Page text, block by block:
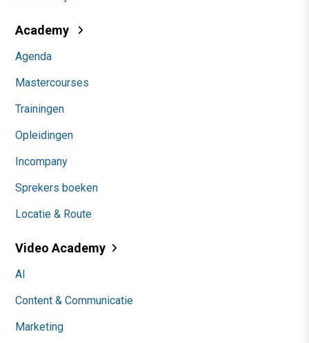
Academy
Agenda
Mastercourses
Trainingen
Opleidingen
Incompany
Sprekers boeken
Locatie & Route
Video Academy
AI
Content & Communicatie
Marketing